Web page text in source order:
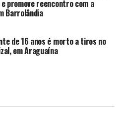
promove reencontro com a
Barrolândia
de 16 anos é morto a tiros no
em Araguaína